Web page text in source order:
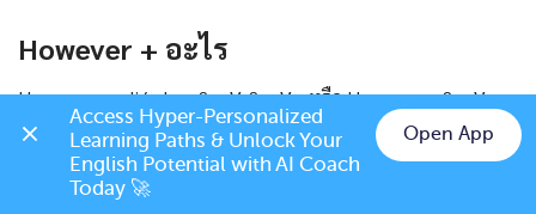
However + อะไร
However + adj/adv + S + V, S + V… หรือ However + S + V
เมื่อไหร่ควรวาง However ต้นประโยค
เมื่อไหร่ควรวาง However กลางประโยค
Chat on LINE
Access Hyper-Personalized
Learning Paths & Unlock Your
English Potential with AI Coach
Today 🚀
Open App